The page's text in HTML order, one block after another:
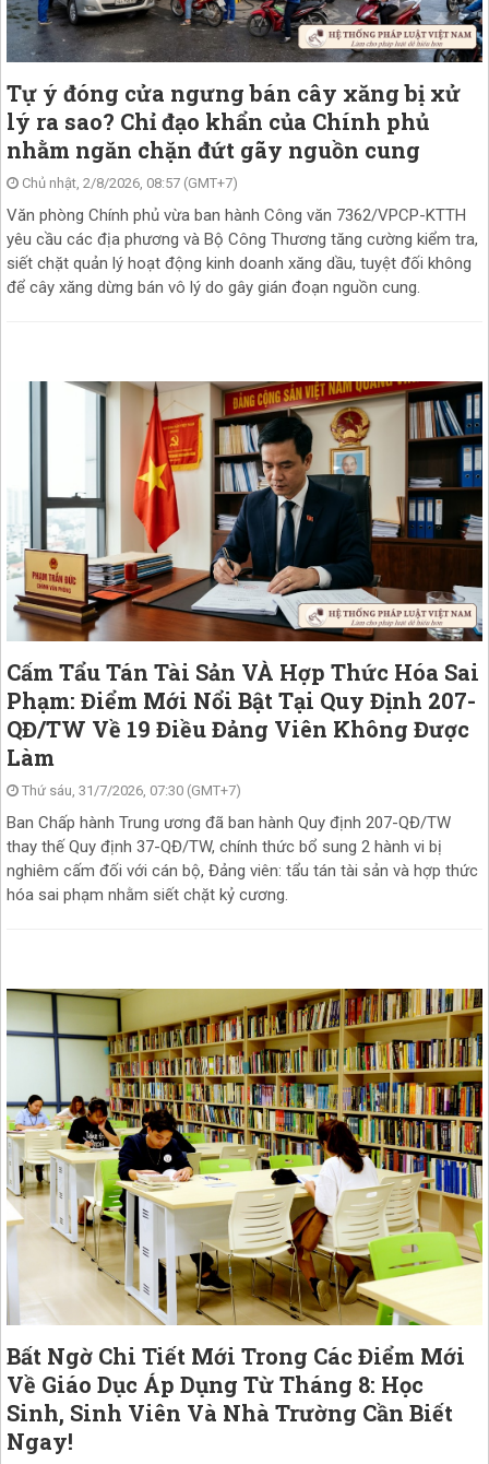
Tự ý đóng cửa ngưng bán cây xăng bị xử
lý ra sao? Chỉ đạo khẩn của Chính phủ
nhằm ngăn chặn đứt gãy nguồn cung
Chủ nhật, 2/8/2026, 08:57 (GMT+7)
Văn phòng Chính phủ vừa ban hành Công văn 7362/VPCP-KTTH
yêu cầu các địa phương và Bộ Công Thương tăng cường kiểm tra,
siết chặt quản lý hoạt động kinh doanh xăng dầu, tuyệt đối không
để cây xăng dừng bán vô lý do gây gián đoạn nguồn cung.
Cấm Tẩu Tán Tài Sản VÀ Hợp Thức Hóa Sai
Phạm: Điểm Mới Nổi Bật Tại Quy Định 207-
QĐ/TW Về 19 Điều Đảng Viên Không Được
Làm
Thứ sáu, 31/7/2026, 07:30 (GMT+7)
Ban Chấp hành Trung ương đã ban hành Quy định 207-QĐ/TW
thay thế Quy định 37-QĐ/TW, chính thức bổ sung 2 hành vi bị
nghiêm cấm đối với cán bộ, Đảng viên: tẩu tán tài sản và hợp thức
hóa sai phạm nhằm siết chặt kỷ cương.
Bất Ngờ Chi Tiết Mới Trong Các Điểm Mới
Về Giáo Dục Áp Dụng Từ Tháng 8: Học
Sinh, Sinh Viên Và Nhà Trường Cần Biết
Ngay!